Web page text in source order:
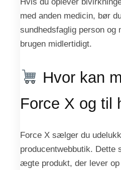
med anden medicin, bør
sundhedsfaglig person og
brugen midlertidigt.
Hvor kan
Force X og til
Force X sælger du
producentwebbutik. Dette
ægte produkt, der lever